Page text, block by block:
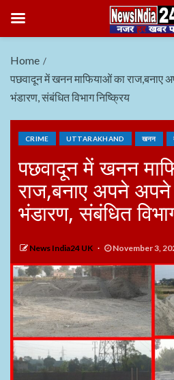
Home
पछवादून में खनन माफियाओं का
भंडारण, संबंधित विभाग निष्क्रिय
CRIME UTTARAKHAND खनन
पछवादून में खनन
राज,बनाए अपने
भंडारण, संबंधित
News India24 UK November 3,